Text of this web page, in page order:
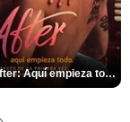
Tráiler de 'After: Aquí empieza todo'